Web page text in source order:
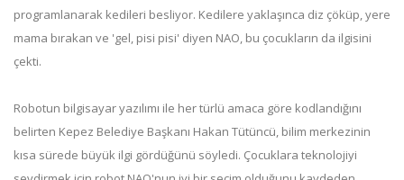
programlanarak kedileri besliyor. Kedilere yaklaşınca diz çöküp, yere
mama bırakan ve 'gel, pisi pisi' diyen NAO, bu çocukların da ilgisini
çekti.
Robotun bilgisayar yazılımı ile her türlü amaca göre kodlandığını
belirten Kepez Belediye Başkanı Hakan Tütüncü, bilim merkezinin
kısa sürede büyük ilgi gördüğünü söyledi. Çocuklara teknolojiyi